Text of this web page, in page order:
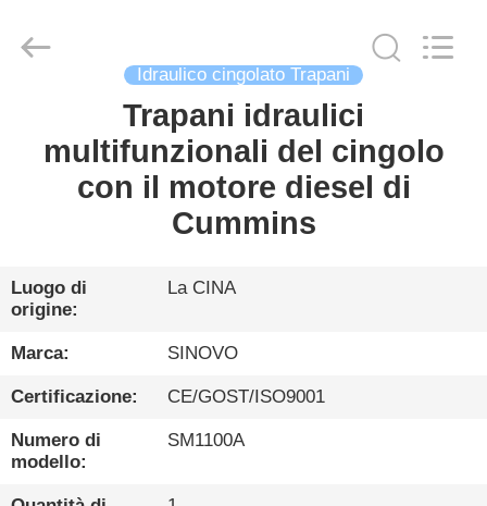
PRODOTTI
VR
CIRCA
NOI
GIRO
DELLA
Sinovo
Heavy
Idraulico cingolato Trapani
Trapani idraulici
multifunzionali del cingolo
con il motore diesel di
Cummins
Luogo di
origine:
La CINA
Marca: SINOVO
Certificazione: CE/GOST/ISO9001
Numero di
modello:
SM1100A